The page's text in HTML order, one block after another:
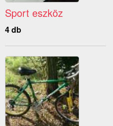
Sport eszköz
4 db